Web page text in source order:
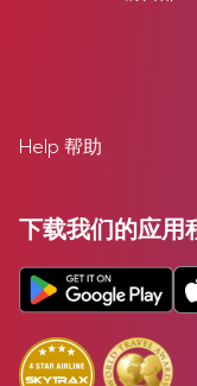
Help 帮助
下载我们的应用